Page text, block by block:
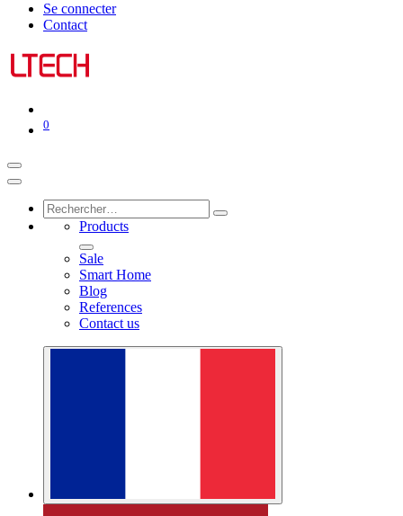
Se connecter
Contact
0
Products
Sale
Smart Home
Blog
References
Contact us